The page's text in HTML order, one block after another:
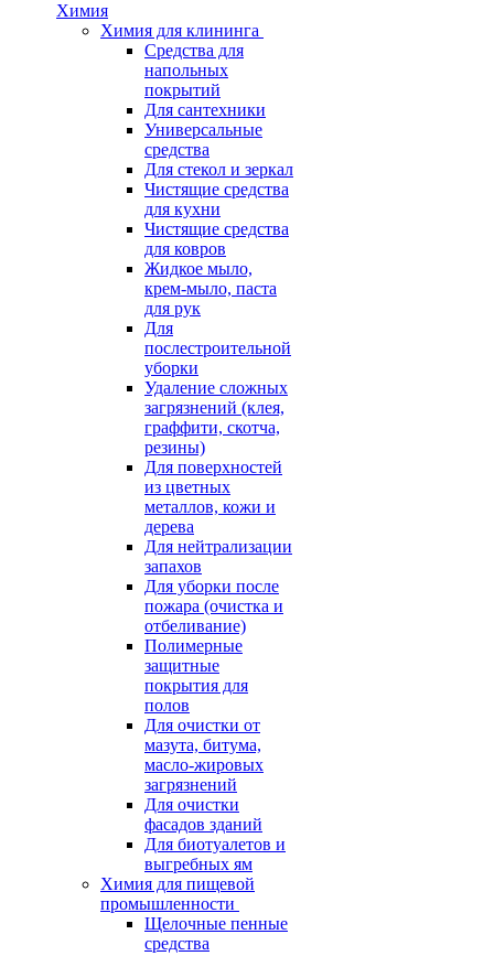
Химия
Химия для клининга
Средства для
напольных
покрытий
Для сантехники
Универсальные
средства
Для стекол и зеркал
Чистящие средства
для кухни
Чистящие средства
для ковров
Жидкое мыло,
крем-мыло, паста
для рук
Для
послестроительной
уборки
Удаление сложных
загрязнений (клея,
граффити, скотча,
резины)
Для поверхностей
из цветных
металлов, кожи и
дерева
Для нейтрализации
запахов
Для уборки после
пожара (очистка и
отбеливание)
Полимерные
защитные
покрытия для
полов
Для очистки от
мазута, битума,
масло-жировых
загрязнений
Для очистки
фасадов зданий
Для биотуалетов и
выгребных ям
Химия для пищевой
промышленности
Щелочные пенные
средства